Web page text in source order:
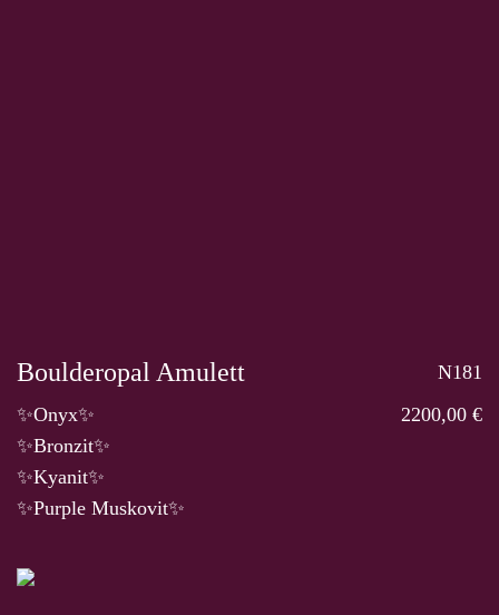
Boulderopal Amulett
N181
✨Onyx✨
✨Bronzit✨
✨Kyanit✨
✨Purple Muskovit✨
2200,00 €